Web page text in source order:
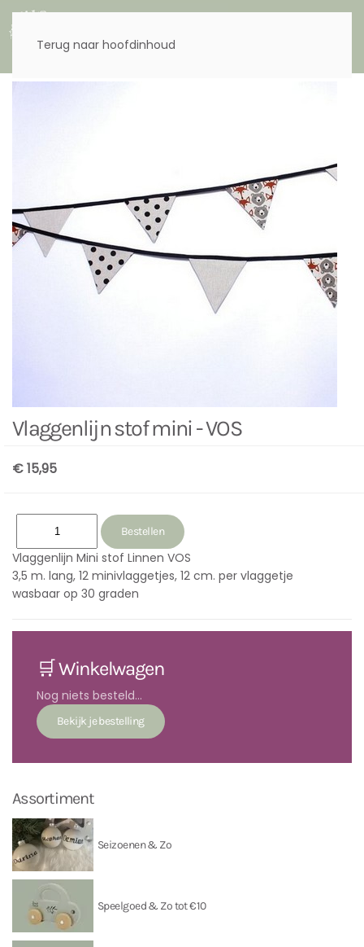
Terug naar hoofdinhoud
Vlaggenlijn stof mini - VOS
€ 15,95
Vlaggenlijn Mini stof Linnen VOS
3,5 m. lang, 12 minivlaggetjes, 12 cm. per vlaggetje
wasbaar op 30 graden
🛒 Winkelwagen
Nog niets besteld...
Assortiment
Seizoenen & Zo
Speelgoed & Zo tot €10